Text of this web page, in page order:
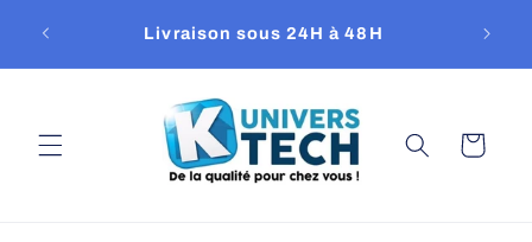
passer
contenu
Livraison sous 24H à 48H
Panier